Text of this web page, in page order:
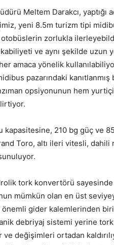
Meltem Darakcı, yaptığı
yeni 8.5m turizm tipi
zorlukla
ve aynı şekilde uzun
amaca yönelik
pazarındaki kanıtlanmış
opsiyonunun hem
210 bg güç ve
Toro, altı ileri vitesli, dahili
tork konvertörü sayesinde
mümkün olan en üst
önemli gider kalemlerinden
debriyaj sistemi yerine
değişimleri ortadan